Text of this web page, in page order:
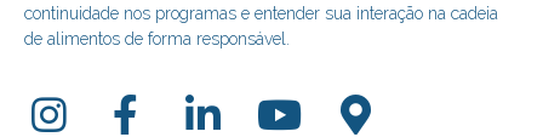
continuidade nos programas e entender sua interação na cadeia
de alimentos de forma responsável.